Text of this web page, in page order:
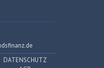
DATENSCHUTZ